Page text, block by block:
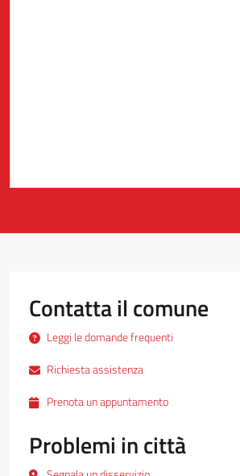
Contatta il comune
Leggi le domande frequenti
Richiesta assistenza
Prenota un appuntamento
Problemi in città